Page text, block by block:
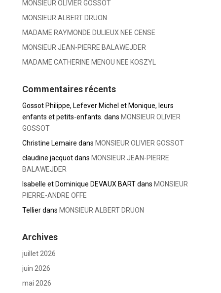
MONSIEUR OLIVIER GOSSOT
MONSIEUR ALBERT DRUON
MADAME RAYMONDE DULIEUX NEE CENSE
MONSIEUR JEAN-PIERRE BALAWEJDER
MADAME CATHERINE MENOU NEE KOSZYL
Commentaires récents
Gossot Philippe, Lefever Michel et Monique, leurs
enfants et petits-enfants. dans MONSIEUR OLIVIER
GOSSOT
Christine Lemaire dans MONSIEUR OLIVIER GOSSOT
claudine jacquotdans MONSIEUR JEAN-PIERRE
BALAWEJDER
Isabelle et Dominique DEVAUX BARTdans MONSIEUR
PIERRE-ANDRE OFFE
Tellierdans MONSIEUR ALBERT DRUON
Archives
juillet 2026
juin 2026
mai 2026